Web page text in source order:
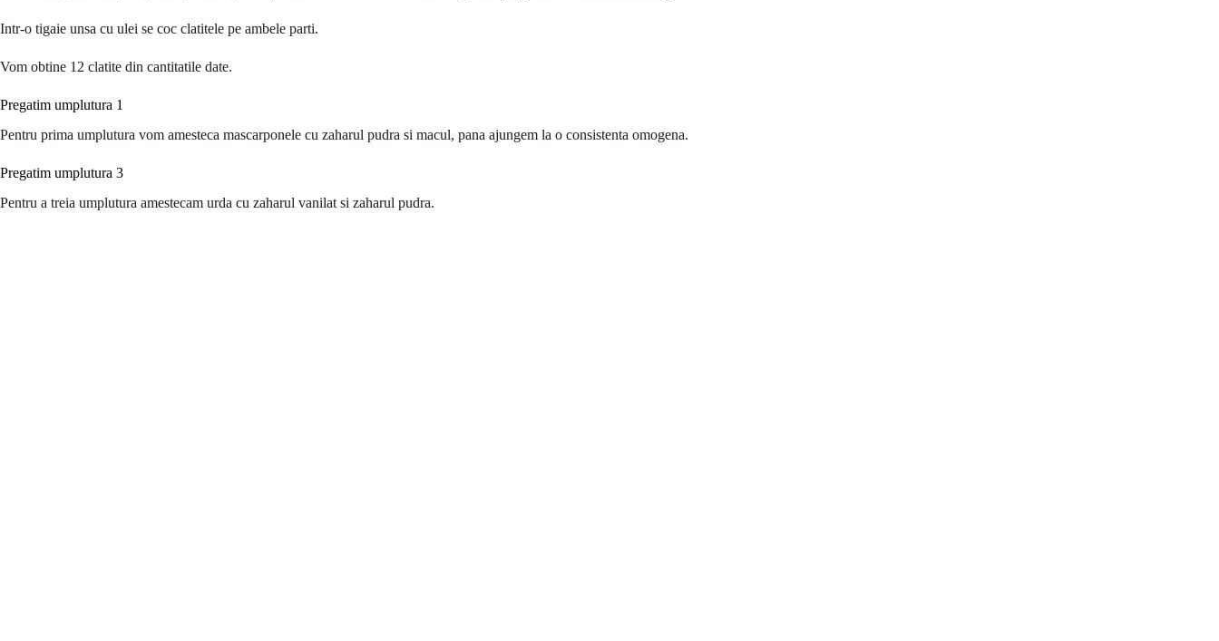
Intr-o tigaie unsa cu ulei se coc clatitele pe ambele parti.
Vom obtine 12 clatite din cantitatile date.
Pregatim umplutura 1
Pentru prima umplutura vom amesteca mascarponele cu zaharul pudra si macul, pana ajungem la o consistenta omogena.
Pregatim umplutura 3
Pentru a treia umplutura amestecam urda cu zaharul vanilat si zaharul pudra.